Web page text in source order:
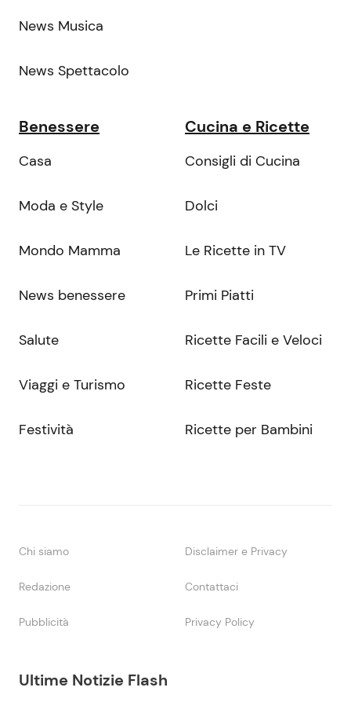
Ultime Notizie Flash
News Musica
News Spettacolo
Benessere
Casa
Moda e Style
Mondo Mamma
News benessere
Salute
Viaggi e Turismo
Festività
Cucina e Ricette
Consigli di Cucina
Dolci
Le Ricette in TV
Primi Piatti
Ricette Facili e Veloci
Ricette Feste
Ricette per Bambini
Chi siamo Disclaimer e Privacy
Redazione Contattaci
Pubblicità Privacy Policy